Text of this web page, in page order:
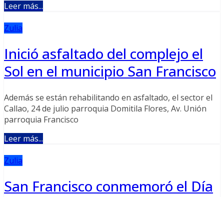
Leer más...
Zulia
Inició asfaltado del complejo el
Sol en el municipio San Francisco
Además se están rehabilitando en asfaltado, el sector el
Callao, 24 de julio parroquia Domitila Flores, Av. Unión
parroquia Francisco
Leer más...
Zulia
San Francisco conmemoró el Día